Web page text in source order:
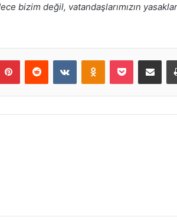
bizim değil, vatandaşlarımızın
PinterestReddit VKontakteOdnoklassniki
Pocket E-Posta ile